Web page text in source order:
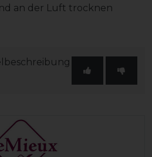
an der Luft trocknen